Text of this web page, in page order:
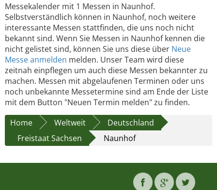
Messekalender mit 1 Messen in Naunhof.
Selbstverständlich können in Naunhof, noch weitere
interessante Messen stattfinden, die uns noch nicht
bekannt sind. Wenn Sie Messen in Naunhof kennen die
nicht gelistet sind, können Sie uns diese über Neue
Messe anmelden melden. Unser Team wird diese
zeitnah einpflegen um auch diese Messen bekannter zu
machen. Messen mit abgelaufenen Terminen oder uns
noch unbekannte Messetermine sind am Ende der Liste
mit dem Button "Neuen Termin melden" zu finden.
Home
Weltweit
Deutschland
Freistaat Sachsen
Naunhof